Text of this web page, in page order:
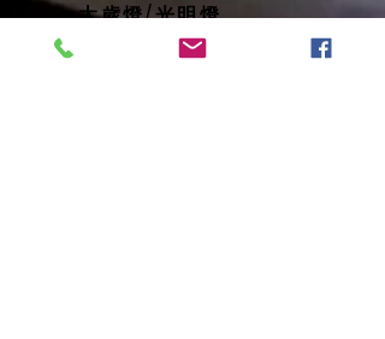
7. 太歲燈/光明燈
8. 消災延壽藥師佛燈